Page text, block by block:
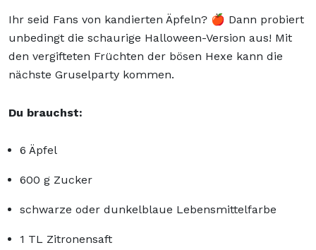
Ihr seid Fans von kandierten Äpfeln? 🍎 Dann probiert
unbedingt die schaurige Halloween-Version aus! Mit
den vergifteten Früchten der bösen Hexe kann die
nächste Gruselparty kommen.
Du brauchst:
6 Äpfel
600 g Zucker
schwarze oder dunkelblaue Lebensmittelfarbe
1 TL Zitronensaft